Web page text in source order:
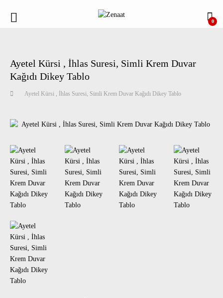
0
Ayetel Kürsi , İhlas Suresi, Simli Krem Duvar
Kağıdı Dikey Tablo
Ayetel Kürsi , İhlas Suresi, Simli Krem Duvar Kağıdı Dikey Tablo